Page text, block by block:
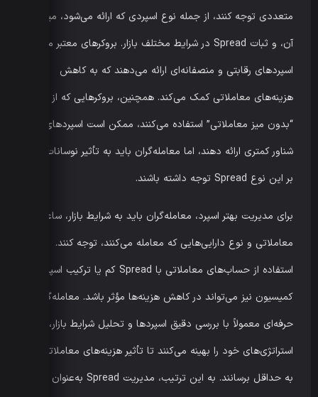
متعددی توجه کنند، از جمله نوع اسپردی که ارائه می‌شود، میزان
آن، و ثبات Spread در شرایط مختلف بازار. بروکرهای معتبر معمولاً
اسپردهای رقابتی و منصفانه‌ای ارائه می‌دهند که به کاهش
هزینه‌های معاملاتی کمک می‌کند. همچنین، بروکرهایی که از مدل
“بدون میز معاملاتی” استفاده می‌کنند، ممکن است اسپردهای
شناور کمتری ارائه دهند، اما معامله‌گران باید به تأثیر نوسانات بازار
بر این نوع Spread توجه داشته باشند.
برای مدیریت بهتر اسپرد، معامله‌گران باید به شرایط بازار، ساعات
معاملاتی و نوع دارایی‌هایی که معامله می‌کنند، توجه کنند.
استفاده از حساب‌های معاملاتی با Spread کم یا ترکیب اسپرد و
کمیسیون نیز می‌تواند در کاهش هزینه‌ها مؤثر باشد. معامله‌گران
حرفه‌ای معمولاً با بررسی دقیق اسپردها و تحلیل شرایط بازار،
استراتژی‌های خود را بهینه می‌کنند تا تأثیر هزینه‌های معاملاتی را
به حداقل برسانند. به این ترتیب، مدیریت Spread به‌عنوان یکی